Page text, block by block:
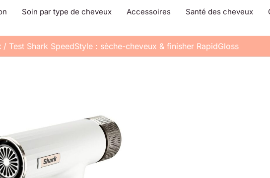
Soin par type de cheveux Accessoires Santé des cheveux
Test Shark SpeedStyle : sèche-cheveux & finisher RapidGloss